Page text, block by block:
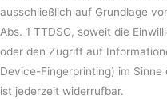
ausschließlich auf Grundlage
Abs. 1 TTDSG, soweit die
oder den Zugriff auf
Device-Fingerprinting) im Sinne
ist jederzeit widerrufbar.